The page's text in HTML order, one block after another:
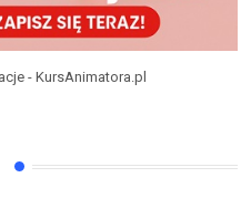
- KursAnimatora.pl